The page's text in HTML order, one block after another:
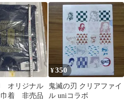
オリジナル
巾着 非売品
¥350
鬼滅の刃 クリアファイ
ル uniコラボ